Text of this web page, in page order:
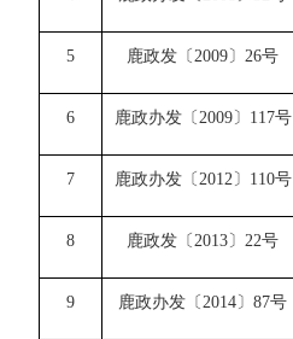
5 鹿政发〔 2009 〕 26号
6 鹿政办发〔 2009〕 117号
7 鹿政办发〔 2012〕 110号
8 鹿政发〔 2013 〕 22号
9 鹿政办发〔 2014 〕 87号